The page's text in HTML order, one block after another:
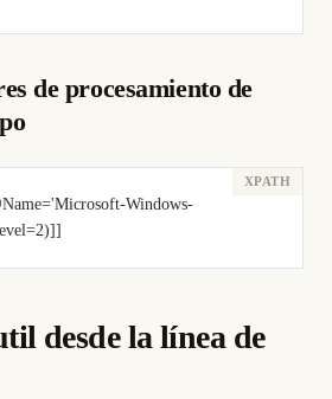
de procesamiento de
Windows-
desde la línea de